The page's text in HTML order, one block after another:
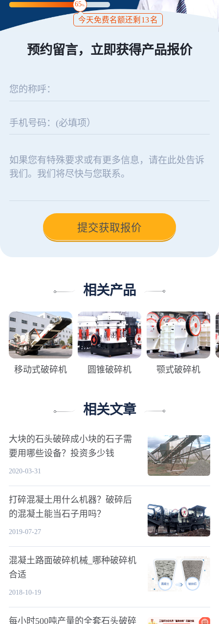
65%
今天免费名额还剩 13名
预约留言，立即获得产品报价
相关产品
移动式破碎机 圆锥破碎机 颚式破碎机
相关文章
大块的石头破碎成小块的石子需
要用哪些设备？投资多少钱
2020-03-31
打碎混凝土用什么机器？破碎后
的混凝土能当石子用吗？
2019-07-27
混凝土路面破碎机械_哪种破碎机
合适
2018-10-19
每小时500吨产量的全套石头破碎